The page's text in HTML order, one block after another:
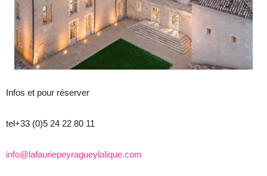
Infos et pour réserver
tel+33 (0)5 24 22 80 11
info@lafauriepeyragueylalique.com